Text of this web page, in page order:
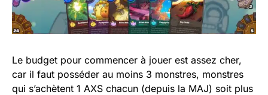
Le budget pour commencer à jouer est assez cher,
car il faut posséder au moins 3 monstres, monstres
qui s’achètent 1 AXS chacun (depuis la MAJ) soit plus